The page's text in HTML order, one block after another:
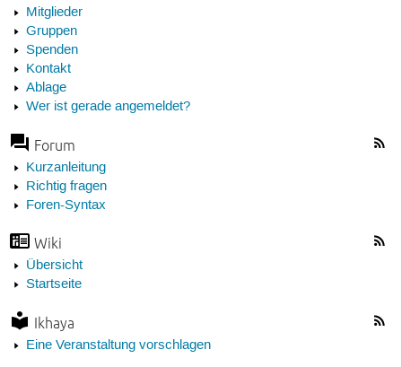
Mitglieder
Gruppen
Spenden
Kontakt
Ablage
Wer ist gerade angemeldet?
Forum
Kurzanleitung
Richtig fragen
Foren-Syntax
Wiki
Übersicht
Startseite
Ikhaya
Eine Veranstaltung vorschlagen